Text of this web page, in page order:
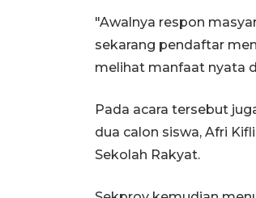
"Awalnya respon
sekarang pendaftar
melihat manfaat nyata
Pada acara tersebut
dua calon siswa, Afri
Sekolah Rakyat.